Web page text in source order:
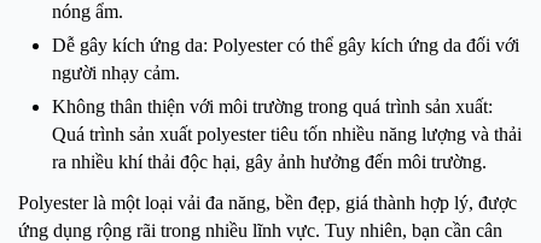
nóng ẩm.
Dễ gây kích ứng da: Polyester có thể gây kích ứng da đối với
người nhạy cảm.
Không thân thiện với môi trường trong quá trình sản xuất:
Quá trình sản xuất polyester tiêu tốn nhiều năng lượng và thải
ra nhiều khí thải độc hại, gây ảnh hưởng đến môi trường.
Polyester là một loại vải đa năng, bền đẹp, giá thành hợp lý, được
ứng dụng rộng rãi trong nhiều lĩnh vực. Tuy nhiên, bạn cần cân